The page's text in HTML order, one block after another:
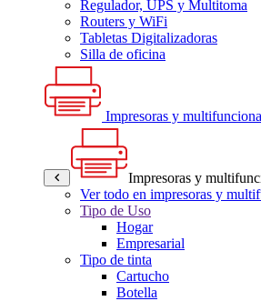
Regulador, UPS y Multitoma
Routers y WiFi
Tabletas Digitalizadoras
Silla de oficina
Impresoras y
Impresoras y
Ver todo en impresoras y
Tipo de Uso
Hogar
Empresarial
Tipo de tinta
Cartucho
Botella